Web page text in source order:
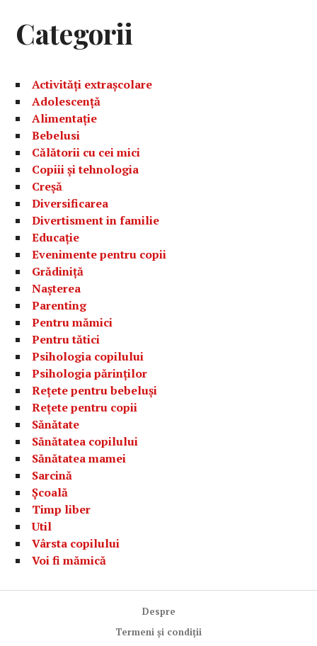
Categorii
Activități extrașcolare
Adolescență
Alimentație
Bebelusi
Călătorii cu cei mici
Copiii și tehnologia
Creșă
Diversificarea
Divertisment in familie
Educație
Evenimente pentru copii
Grădiniță
Nașterea
Parenting
Pentru mămici
Pentru tătici
Psihologia copilului
Psihologia părinților
Rețete pentru bebeluși
Rețete pentru copii
Sănătate
Sănătatea copilului
Sănătatea mamei
Sarcină
Școală
Timp liber
Util
Vârsta copilului
Voi fi mămică
Despre
Termeni și condiții